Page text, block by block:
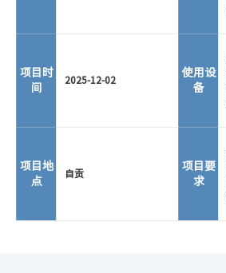
项目时
间
2025-12-02
使用设
备
项目地
点
自贡
项目要
求